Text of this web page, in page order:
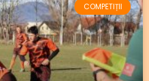
COMPETIȚII